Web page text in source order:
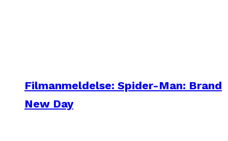
Filmanmeldelse: Spider-Man: Brand
New Day